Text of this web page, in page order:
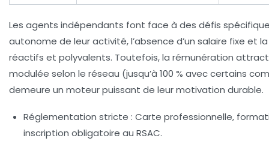
Les agents indépendants font face à des défis
autonome de leur activité, l’absence d’un salaire fixe et
réactifs et polyvalents. Toutefois, la rémunération
modulée selon le réseau (jusqu’à 100 % avec certains
demeure un moteur puissant de leur motivation durable.
Réglementation stricte : Carte professionnelle,
inscription obligatoire au RSAC.